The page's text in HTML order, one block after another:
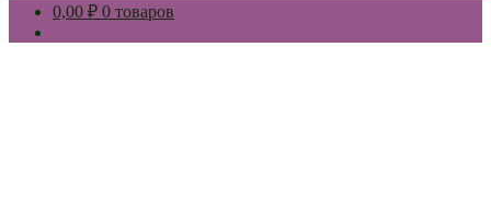
0,00 ₽ 0 товаров